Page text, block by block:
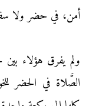
أمن، في حضر ولا
ولم يفرق هؤلاء
الصَّلاة في الحضر